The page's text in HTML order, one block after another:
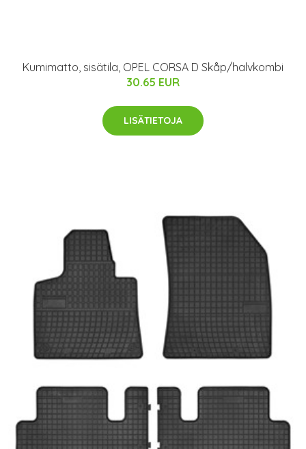
Kumimatto, sisätila, OPEL CORSA D Skåp/halvkombi
30.65 EUR
LISÄTIETOJA